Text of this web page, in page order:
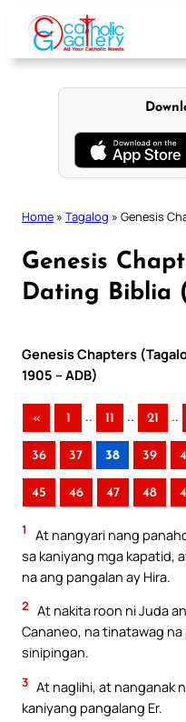
content
Home » Tagalog » Genesis
Genesis
Dating Biblia
Genesis Chapters
1905 – ADB)
« 1 .. 11 .. 21 ..
36 37 38 39
45 46 47 48
1
At nangyari nang
sa kaniyang mga kapatid,
na ang pangalan ay Hira.
2 At nakita roon ni Juda
Cananeo, na tinatawag
sinipingan.
3 At naglihi, at nanganak
kaniyang pangalang Er.